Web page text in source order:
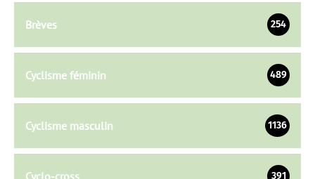
Brèves 254
Cyclisme féminin 489
Cyclisme masculin 1136
Cyclo-cross 391